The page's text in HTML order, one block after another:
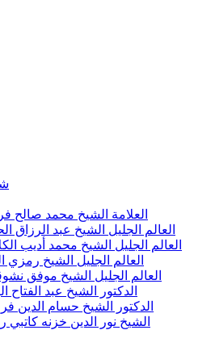
العلامة الشيخ محمد صالح
العالم الجليل الشيخ عبد الرزاق
العالم الجليل الشيخ محمد أديب
العالم الجليل الشيخ رمزي
العالم الجليل الشيخ موفق
الدكتور الشيخ عبد الفتاح
الدكتور الشيخ حسام الدين
الشيخ نور الدين خزنه كاتبي